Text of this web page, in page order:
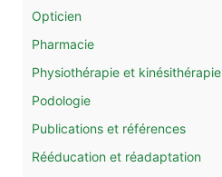
Opticien
Pharmacie
Physiothérapie et kinésithérapie
Podologie
Publications et références
Rééducation et réadaptation